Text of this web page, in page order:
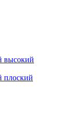
высокий
плоский